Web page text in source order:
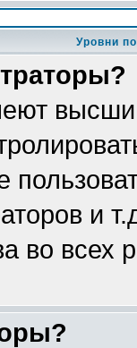
Уровни
и
во всех